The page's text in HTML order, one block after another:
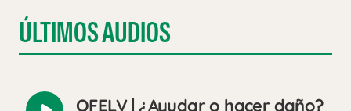
ÚLTIMOS AUDIOS
QFELV | ¿Ayudar o hacer daño?